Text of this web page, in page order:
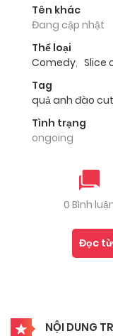
Tên khác
Đang cập nhật
Thể loại
Comedy, Slice
Tag
quả anh đào
Tình trạng
ongoing
0 Bình
Đọc
NỘI DUNG